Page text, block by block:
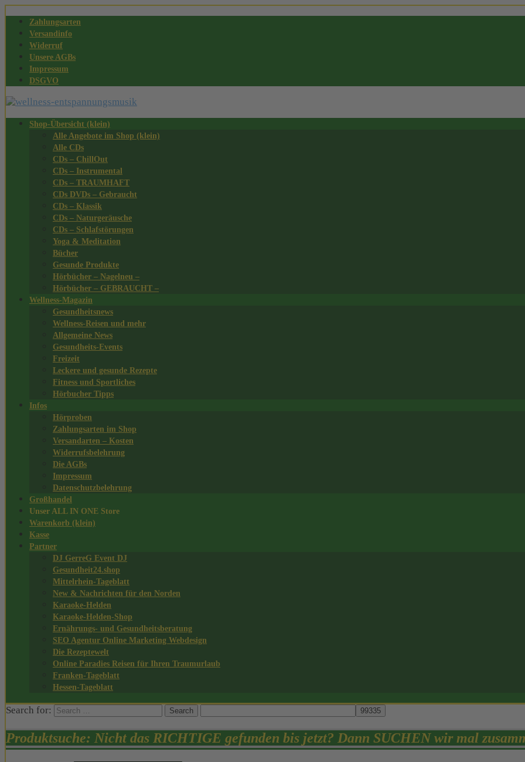
Zahlungsarten
Versandinfo
Widerruf
Unsere AGBs
Impressum
DSGVO
Shop-Übersicht (klein)
Alle Angebote im Shop (klein)
Alle CDs
CDs – ChillOut
CDs – Instrumental
CDs – TRAUMHAFT
CDs DVDs – Gebraucht
CDs – Klassik
CDs – Naturgeräusche
CDs – Schlafstörungen
Yoga & Meditation
Bücher
Gesunde Produkte
Hörbücher – Nagelneu –
Hörbücher – GEBRAUCHT –
Wellness-Magazin
Gesundheitsnews
Wellness-Reisen und mehr
Allgemeine News
Gesundheits-Events
Freizeit
Leckere und gesunde Rezepte
Fitness und Sportliches
Hörbucher Tipps
Infos
Hörproben
Zahlungsarten im Shop
Versandarten – Kosten
Widerrufsbelehrung
Die AGBs
Impressum
Datenschutzbelehrung
Großhandel
Unser ALL IN ONE Store
Warenkorb (klein)
Kasse
Partner
DJ GerreG Event DJ
Gesundheit24.shop
Mittelrhein-Tageblatt
New & Nachrichten für den Norden
Karaoke-Helden
Karaoke-Helden-Shop
Ernährungs- und Gesundheitsberatung
SEO Agentur Online Marketing Webdesign
Die Rezeptewelt
Online Paradies Reisen für Ihren Traumurlaub
Franken-Tageblatt
Hessen-Tageblatt
Search for:
Produktsuche: Nicht das RICHTIGE gefunden bis jetzt? Dann SUCHEN wir mal